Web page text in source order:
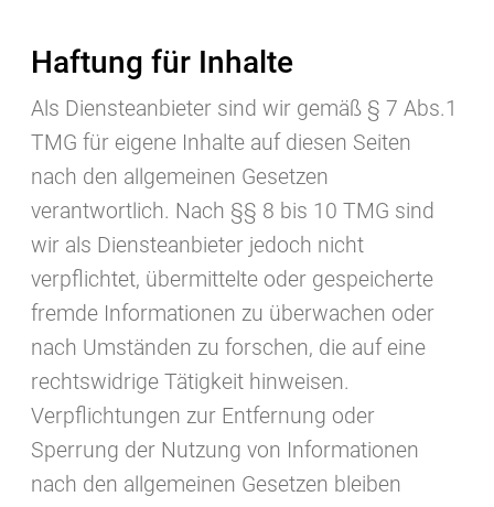
Haftung für Inhalte
Als Diensteanbieter sind wir gemäß § 7 Abs.1
TMG für eigene Inhalte auf diesen Seiten
nach den allgemeinen Gesetzen
verantwortlich. Nach §§ 8 bis 10 TMG sind
wir als Diensteanbieter jedoch nicht
verpflichtet, übermittelte oder gespeicherte
fremde Informationen zu überwachen oder
nach Umständen zu forschen, die auf eine
rechtswidrige Tätigkeit hinweisen.
Verpflichtungen zur Entfernung oder
Sperrung der Nutzung von Informationen
nach den allgemeinen Gesetzen bleiben